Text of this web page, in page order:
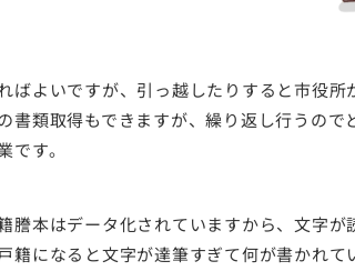
ばよいですが、引っ越したりすると市役
書類取得もできますが、繰り返し行うの
です。
謄本はデータ化されていますから、文字
籍になると文字が達筆すぎて何が書かれ